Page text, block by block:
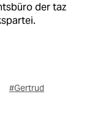
der taz
#Gertrud